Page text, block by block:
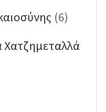
(6)
Χατζημεταλλά